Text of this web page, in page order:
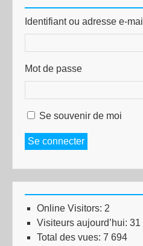
Identifiant ou adresse e-mail
Mot de passe
Se souvenir de moi
Se connecter
Online Visitors: 2
Visiteurs aujourd’hui: 31
Total des vues: 7 694